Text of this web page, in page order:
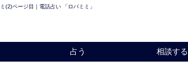
(2)ページ目｜電話占い 「ロバミミ」
占う 相談する